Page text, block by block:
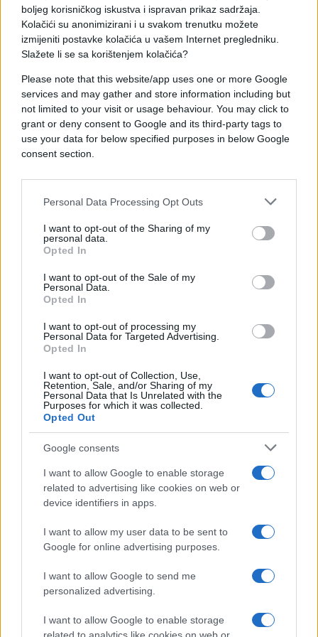
boljeg korisničkog iskustva i ispravan prikaz sadržaja.
Kolačići su anonimizirani i u svakom trenutku možete
izmijeniti postavke kolačića u vašem Internet pregledniku.
Slažete li se sa korištenjem kolačića?
Please note that this website/app uses one or more Google
services and may gather and store information including but
not limited to your visit or usage behaviour. You may click to
grant or deny consent to Google and its third-party tags to
use your data for below specified purposes in below Google
consent section.
Personal Data Processing Opt Outs
I want to opt-out of the Sharing of my
personal data.
Opted In
I want to opt-out of the Sale of my
Personal Data.
Opted In
I want to opt-out of processing my
Personal Data for Targeted Advertising.
Opted In
I want to opt-out of Collection, Use,
Retention, Sale, and/or Sharing of my
Personal Data that Is Unrelated with the
Purposes for which it was collected.
Opted Out
Google consents
I want to allow Google to enable storage
related to advertising like cookies on web or
device identifiers in apps.
I want to allow my user data to be sent to
Google for online advertising purposes.
I want to allow Google to send me
personalized advertising.
I want to allow Google to enable storage
ili 6 godina i postane svjesno seksualnosti, koje
neka djeca postanu svjesna i ranije jer mastrubiraju
s 2 ili 3 godine, poljubac u usta njima može biti
No, nije samo stvar u seksualnoj stimulaciji do koje
niti ne mora doći, smatra doktorica, već je to za
djecu vrlo zbunjujuća poruka jer vide i mamu i tatu
koji se ljube u usta, pa im nije jasno što poljubac u
Doktor Paul Hokemayer, obiteljski terapeut se ne
– Važno je da roditelji postave određene granice u
smatram da ovo ne prelazi te granice“.
#ljubav #djeca #poljubac
#u usta
#primjereno